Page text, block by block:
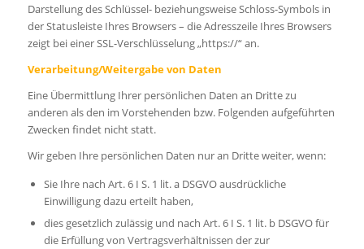
Darstellung des Schlüssel- beziehungsweise Schloss-Symbols in
der Statusleiste Ihres Browsers – die Adresszeile Ihres Browsers
zeigt bei einer SSL-Verschlüsselung „https://“ an.
Verarbeitung/Weitergabe von Daten
Eine Übermittlung Ihrer persönlichen Daten an Dritte zu
anderen als den im Vorstehenden bzw. Folgenden aufgeführten
Zwecken findet nicht statt.
Wir geben Ihre persönlichen Daten nur an Dritte weiter, wenn:
Sie Ihre nach Art. 6 I S. 1 lit. a DSGVO ausdrückliche
Einwilligung dazu erteilt haben,
dies gesetzlich zulässig und nach Art. 6 I S. 1 lit. b DSGVO für
die Erfüllung von Vertragsverhältnissen der zur